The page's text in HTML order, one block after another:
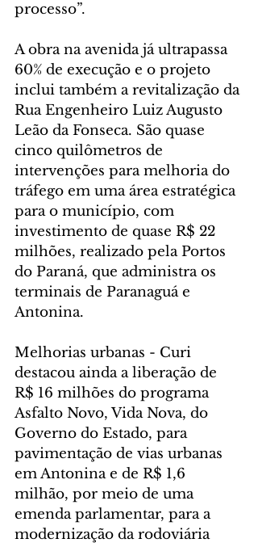
processo”.
A obra na avenida já ultrapassa
60% de execução e o projeto
inclui também a revitalização da
Rua Engenheiro Luiz Augusto
Leão da Fonseca. São quase
cinco quilômetros de
intervenções para melhoria do
tráfego em uma área estratégica
para o município, com
investimento de quase R$ 22
milhões, realizado pela Portos
do Paraná, que administra os
terminais de Paranaguá e
Antonina.
Melhorias urbanas - Curi
destacou ainda a liberação de
R$ 16 milhões do programa
Asfalto Novo, Vida Nova, do
Governo do Estado, para
pavimentação de vias urbanas
em Antonina e de R$ 1,6
milhão, por meio de uma
emenda parlamentar, para a
modernização da rodoviária